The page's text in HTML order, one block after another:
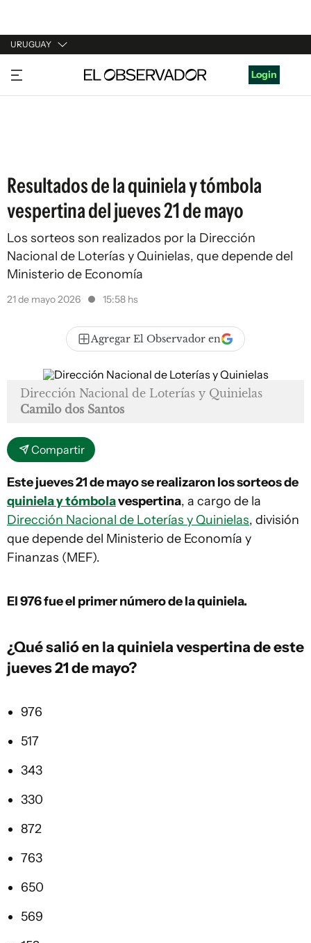
URUGUAY
URUGUAY
ARGENTINA
Login
Resultados de la quiniela y tómbola
vespertina del jueves 21 de mayo
Los sorteos son realizados por la Dirección
Nacional de Loterías y Quinielas, que depende del
Ministerio de Economía
21 de mayo 2026 15:58 hs
Agregar El Observador en
Dirección Nacional de Loterías y Quinielas
Camilo dos Santos
Compartir
Este jueves 21 de mayo se realizaron los sorteos de
quiniela y tómbolavespertina, a cargo de la
Dirección Nacional de Loterías y Quinielas, división
que depende del Ministerio de Economía y
Finanzas (MEF).
El 976fue el primer número de la quiniela.
¿Qué salió en laquiniela vespertinade este
jueves 21 de mayo?
976
517
343
330
872
763
650
569